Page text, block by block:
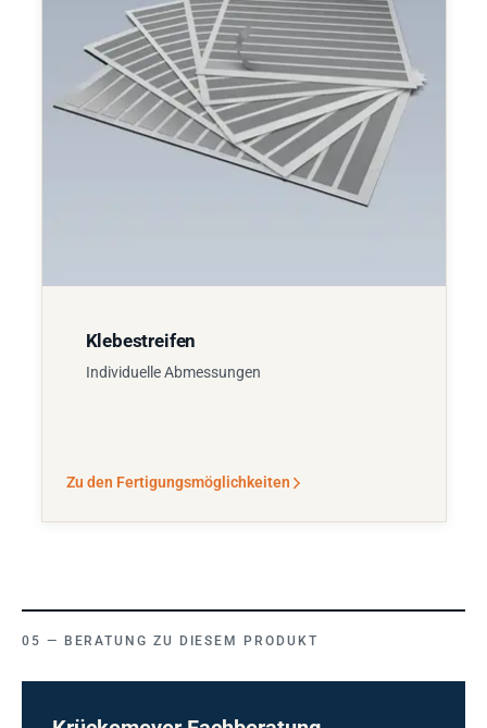
Klebestreifen
Individuelle Abmessungen
Zu den Fertigungsmöglichkeiten
BERATUNG ZU DIESEM PRODUKT